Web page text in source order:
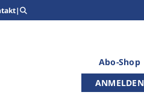
|
Abo-Shop
ANMELDEN